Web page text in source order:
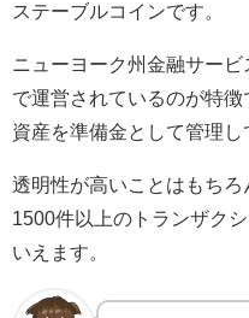
ステーブルコインです。
ニューヨーク州金融サー
で運営されているのが特
資産を準備金として管理し
透明性が高いことはもち
1500件以上のトランザク
いえます。